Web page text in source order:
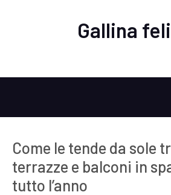
Gallina
Come le tende da sole
terrazze e balconi in
tutto l’anno